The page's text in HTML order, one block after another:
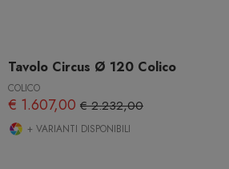
Tavolo Circus Ø 120 Colico
COLICO
€ 1.607,00 € 2.232,00
+ VARIANTI DISPONIBILI